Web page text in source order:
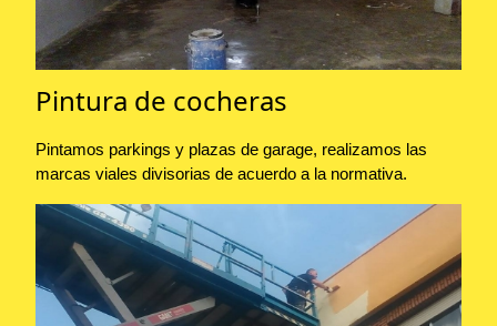
Pintura de cocheras
Pintamos parkings y plazas de garage, realizamos las
marcas viales divisorias de acuerdo a la normativa.